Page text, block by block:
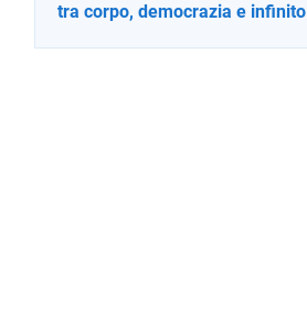
tra corpo, democrazia e infinito